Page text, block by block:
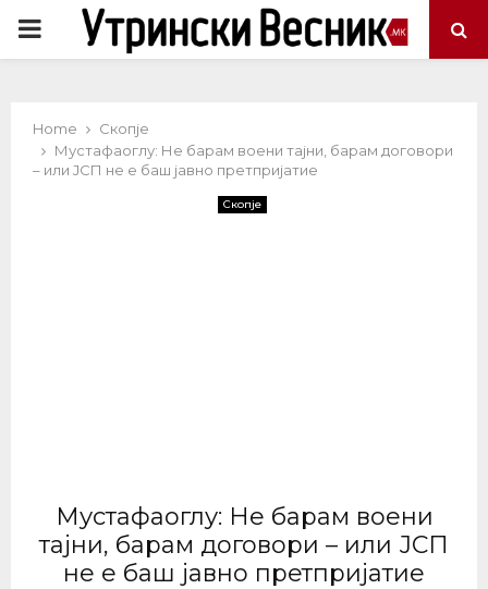
PRIMARY
Home
Скопје
Мустафаоглу: Не барам воени тајни, барам договори
– или ЈСП не е баш јавно претпријатие
Скопје
Мустафаоглу: Не барам воени
тајни, барам договори – или ЈСП
не е баш јавно претпријатие